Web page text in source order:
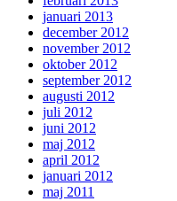
januari 2013
december 2012
november 2012
oktober 2012
september 2012
augusti 2012
juli 2012
juni 2012
maj 2012
april 2012
januari 2012
maj 2011